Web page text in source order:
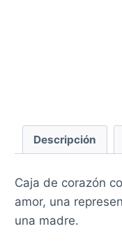
Descripción
Caja de corazón
amor, una
una madre.